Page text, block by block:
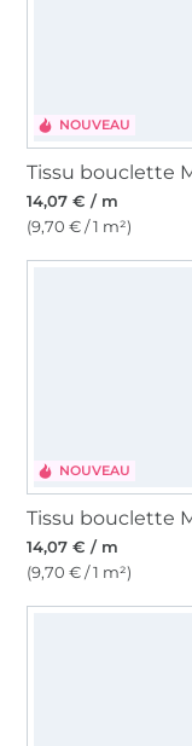
NOUVEAU
14,07 € / m
(9,70 € / 1 m²)
NOUVEAU
14,07 € / m
(9,70 € / 1 m²)